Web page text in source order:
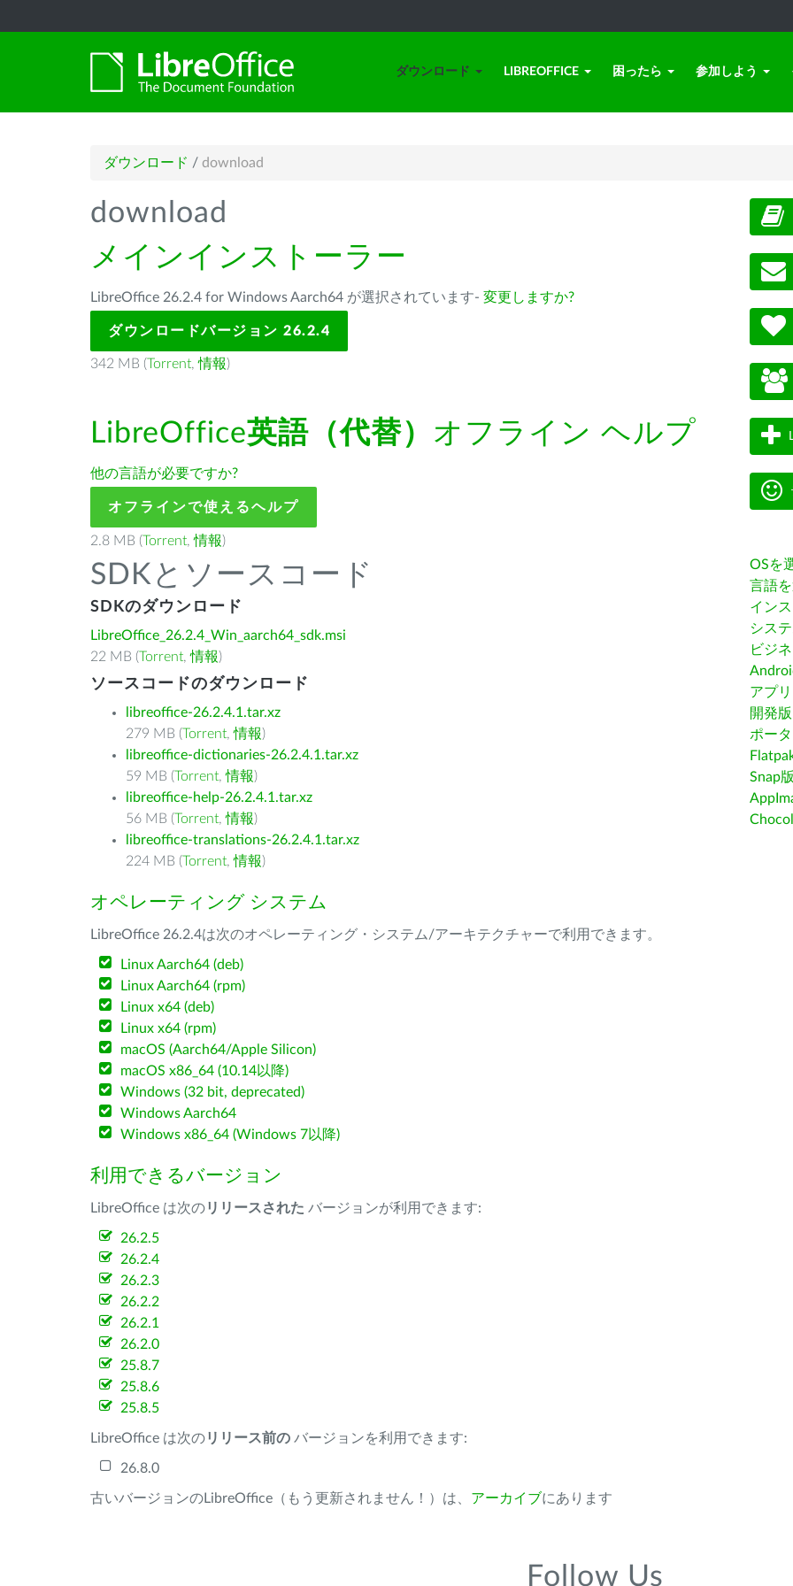
ダウンロード LIBREOFFICE 困ったら 参加しよう
ダウンロード / download
download
メインインストーラー
LibreOffice 26.2.4 for Windows Aarch64 が選択されています- 変更しますか?
ダウンロードバージョン 26.2.4
342 MB (Torrent,情報)
LibreOffice英語（代替） オフライン ヘルプ
他の言語が必要ですか?
オフラインで使えるヘルプ
2.8 MB (Torrent,情報)
SDKとソースコード
SDKのダウンロード
LibreOffice_26.2.4_Win_aarch64_sdk.msi
22 MB (Torrent,情報)
ソースコードのダウンロード
libreoffice-26.2.4.1.tar.xz
279 MB (Torrent,情報)
libreoffice-dictionaries-26.2.4.1.tar.xz
59 MB (Torrent,情報)
libreoffice-help-26.2.4.1.tar.xz
56 MB (Torrent,情報)
libreoffice-translations-26.2.4.1.tar.xz
224 MB (Torrent,情報)
オペレーティング システム
LibreOffice 26.2.4は次のオペレーティング・システム/アーキテクチャーで利用できます。
Linux Aarch64 (deb)
Linux Aarch64 (rpm)
Linux x64 (deb)
Linux x64 (rpm)
macOS (Aarch64/Apple Silicon)
macOS x86_64 (10.14以降)
Windows (32 bit, deprecated)
Windows Aarch64
Windows x86_64 (Windows 7以降)
利用できるバージョン
LibreOffice は次のリリースされた バージョンが利用できます:
26.2.5
26.2.4
26.2.3
26.2.2
26.2.1
26.2.0
25.8.7
25.8.6
25.8.5
LibreOffice は次のリリース前の バージョンを利用できます:
26.8.0
古いバージョンのLibreOffice（もう更新されません！）は、 アーカイブにあります
OSを
言語
イン
シス
ビジ
アプ
開発版
ポー
Snap版
Follow Us